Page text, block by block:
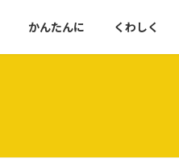
かんたんに くわしく